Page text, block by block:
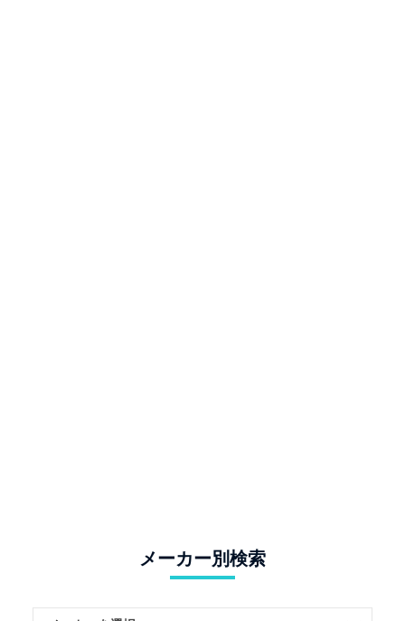
メーカー別検索